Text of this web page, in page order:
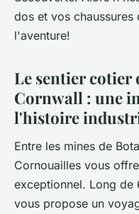
dos et vos chaussures
l'aventure!
Le sentier cotier
Cornwall : une
l'histoire
Entre les mines de
Cornouailles vous
exceptionnel. Long de
vous propose un